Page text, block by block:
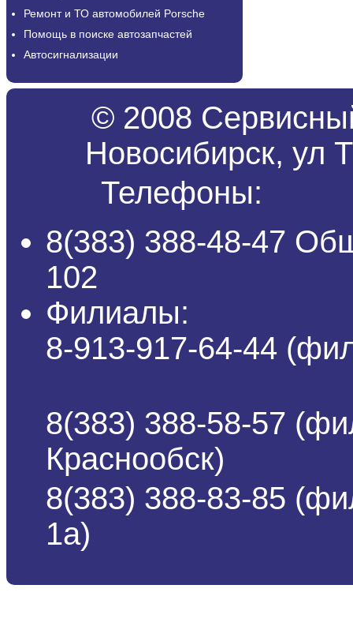
Ремонт и ТО автомобилей Porsche
Помощь в поиске автозапчастей
Автосигнализации
© 2008
Новосибирск, ул
Телефоны:
8(383) 388-48-47
102
Филиалы:
8-913-917-64-44
8(383) 388-58-57
Краснообск)
8(383) 388-83-85
1а)